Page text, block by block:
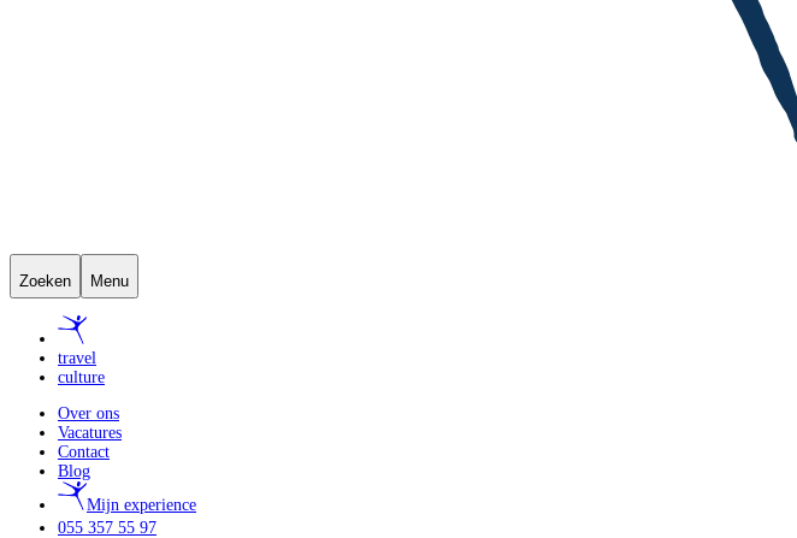
Zoeken Menu
travel
culture
Over ons
Vacatures
Contact
Blog
Mijn experience
055 357 55 97